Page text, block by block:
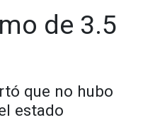
de 3.5
que no hubo
estado